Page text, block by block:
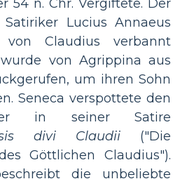
54 n. Chr. Vergiftete. Der
Lucius Annaeus
von Claudius verbannt
von Agrippina aus
um ihren Sohn
Seneca verspottete den
in seiner Satire
divi Claudii ("Die
Göttlichen Claudius").
die unbeliebte